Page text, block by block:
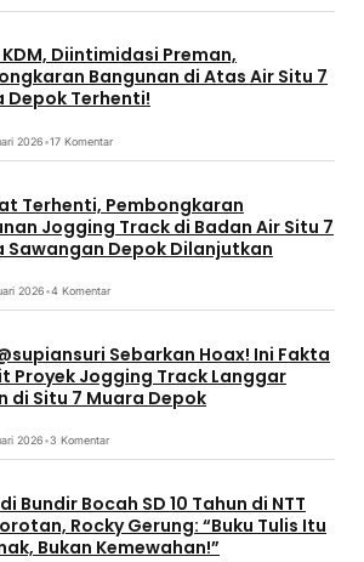
Diintimidasi Preman,
Bangunan di Atas Air Situ 7
Depok Terhenti!
2026•17 Komentar
Terhenti, Pembongkaran
Jogging Track di Badan Air Situ 7
Sawangan Depok Dilanjutkan
2026•4 Komentar
Sebarkan Hoax! Ini Fakta
Proyek Jogging Track Langgar
di Situ 7 Muara Depok
2026•3 Komentar
Bundir Bocah SD 10 Tahun di NTT
Rocky Gerung: “Buku Tulis Itu
Bukan Kemewahan!”